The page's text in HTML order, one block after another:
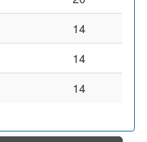
14
14
14